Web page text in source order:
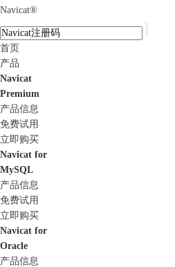
Navicat®
首页
产品
Navicat
Premium
产品信息
免费试用
立即购买
Navicat for
MySQL
产品信息
免费试用
立即购买
Navicat for
Oracle
产品信息